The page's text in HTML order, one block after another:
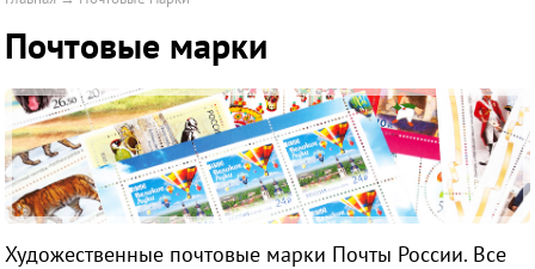
Почтовые марки
Художественные почтовые марки Почты России. Все